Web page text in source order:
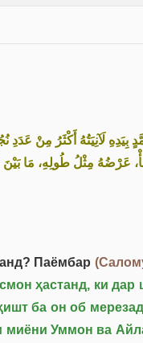
لَآنِيَتُهُ أَكْثَرُ مِنْ عَدَدِ
مِثْلُ طُولِهِ، مَا بَيْنَ
Паёмбар
ҳастанд, ки
ба он об
Уммон ва